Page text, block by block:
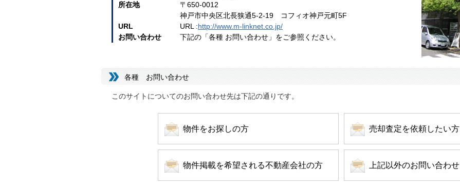
所在地
〒650-0012
神戸市中央区北長狭通5-2-19 コフィオ神戸元町5F
URL
URL :http://www.m-linknet.co.jp/
お問い合わせ
下記の「各種 お問い合わせ」をご参照ください。
各種 お問い合わせ
このサイトについてのお問い合わせ先は下記の通りです。
物件をお探しの方 売却査定を依頼したい方
物件掲載を希望される不動産会社の方 上記以外のお問い合わせ